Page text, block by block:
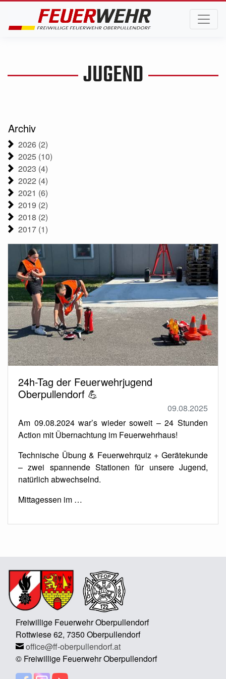
JUGEND
24h-Tag der Feuerwehrjugend
Oberpullendorf 💪
09.08.2025
Am 09.08.2024 war’s wieder soweit – 24 Stunden
Action mit Übernachtung im Feuerwehrhaus!
Technische Übung & Feuerwehrquiz + Gerätekunde
– zwei spannende Stationen für unsere Jugend,
natürlich abwechselnd.
Mittagessen im …
Archiv
2026 (2)
2025 (10)
2023 (4)
2022 (4)
2021 (6)
2019 (2)
2018 (2)
2017 (1)
Freiwillige Feuerwehr Oberpullendorf
Rottwiese 62, 7350 Oberpullendorf
office@ff-oberpullendorf.at
© Freiwillige Feuerwehr Oberpullendorf